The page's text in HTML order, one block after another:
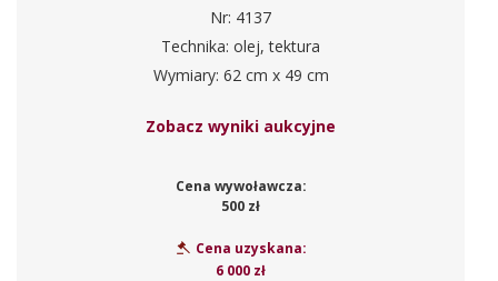
Nr: 4137
Technika: olej, tektura
Wymiary: 62 cm x 49 cm
Zobacz wyniki aukcyjne
Cena wywoławcza:
500 zł
Cena uzyskana:
6 000 zł